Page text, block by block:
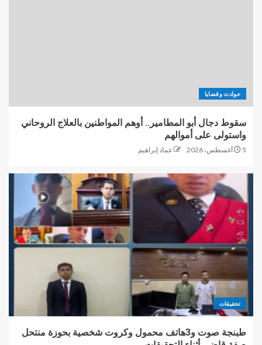
حوادث وقضايا
سقوط دجال أبو المطامير.. أوهم المواطنين بالعلاج الروحاني
واستولى على أموالهم
5 أغسطس، 2026 عماد إبراهيم
تحقيقات
طبنجة صوت و3هاتف محمول وكروت شخصية بحوزة منتحل